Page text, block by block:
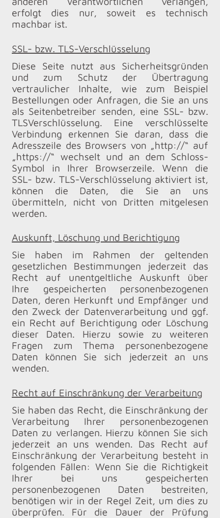
erfolgt dies nur, soweit es technisch
machbar ist.
SSL- bzw. TLS-Verschlüsselung
Diese Seite nutzt aus Sicherheitsgründen
und zum Schutz der Übertragung
vertraulicher Inhalte, wie zum Beispiel
Bestellungen oder Anfragen, die Sie an uns
als Seitenbetreiber senden, eine SSL- bzw.
TLSVerschlüsselung. Eine verschlüsselte
Verbindung erkennen Sie daran, dass die
Adresszeile des Browsers von „http://“ auf
„https://“ wechselt und an dem Schloss-
Symbol in Ihrer Browserzeile. Wenn die
SSL- bzw. TLS-Verschlüsselung aktiviert ist,
können die Daten, die Sie an uns
übermitteln, nicht von Dritten mitgelesen
werden.
Auskunft, Löschung und Berichtigung
Sie haben im Rahmen der geltenden
gesetzlichen Bestimmungen jederzeit das
Recht auf unentgeltliche Auskunft über
Ihre gespeicherten personenbezogenen
Daten, deren Herkunft und Empfänger und
den Zweck der Datenverarbeitung und ggf.
ein Recht auf Berichtigung oder Löschung
dieser Daten. Hierzu sowie zu weiteren
Fragen zum Thema personenbezogene
Daten können Sie sich jederzeit an uns
wenden.
Recht auf Einschränkung der Verarbeitung
Sie haben das Recht, die Einschränkung der
Verarbeitung Ihrer personenbezogenen
Daten zu verlangen. Hierzu können Sie sich
jederzeit an uns wenden. Das Recht auf
Einschränkung der Verarbeitung besteht in
folgenden Fällen: Wenn Sie die Richtigkeit
Ihrer bei uns gespeicherten
personenbezogenen Daten bestreiten,
benötigen wir in der Regel Zeit, um dies zu
überprüfen. Für die Dauer der Prüfung